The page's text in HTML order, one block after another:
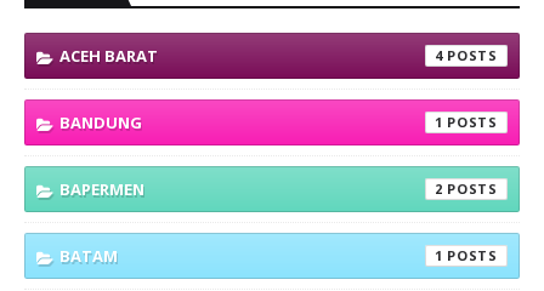
ACEH BARAT 4
BANDUNG 1
BAPERMEN 2
BATAM 1